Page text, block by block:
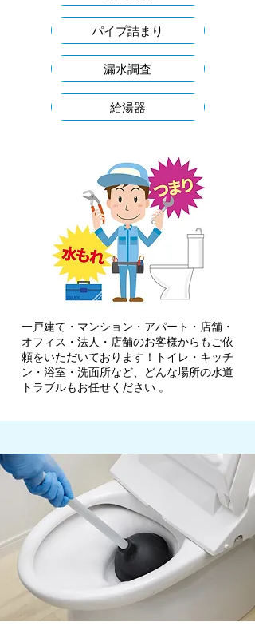
パイプ詰まり
漏水調査
給湯器
一戸建て・マンション・アパート・店舗・
オフィス・法人・店舗のお客様からもご依
頼をいただいております！トイレ・キッチ
ン・浴室・洗面所など、どんな場所の水道
トラブルもお任せください 。